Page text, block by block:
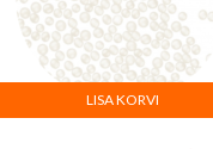
LISA KORVI